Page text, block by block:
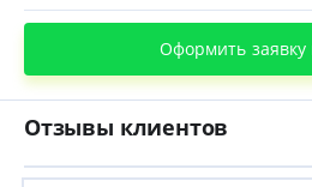
Оформить заявку
Отзывы клиентов